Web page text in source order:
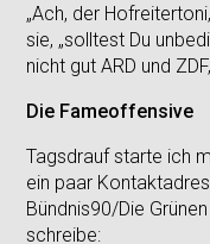
„Ach, der
sie, „solltest Du
nicht gut ARD und
Die Fameoffensive
Tagsdrauf starte ich
ein paar
Bündnis90/Die
schreibe: